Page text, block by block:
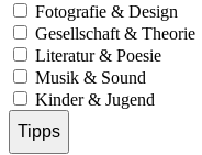
Fotografie & Design
Gesellschaft & Theorie
Literatur & Poesie
Musik & Sound
Kinder & Jugend
Tipps